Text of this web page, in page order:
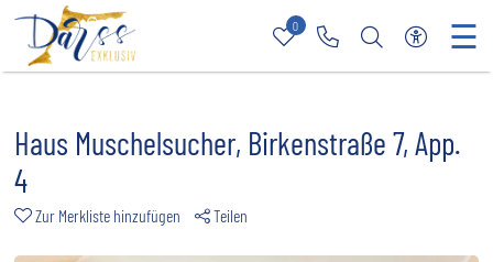
0MerklisteRufen Sie uns an
NachZur☰
Haus Muschelsucher, Birkenstraße 7, App.
4
Zur Merkliste hinzufügen Teilen